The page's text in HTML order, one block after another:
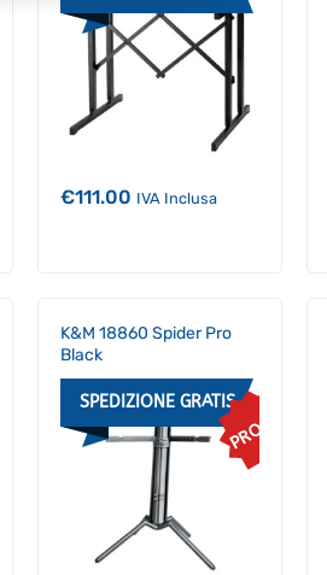
€111.00 IVA Inclusa
K&M 18860 Spider Pro
Black
SPEDIZIONE GRATIS
PROMO